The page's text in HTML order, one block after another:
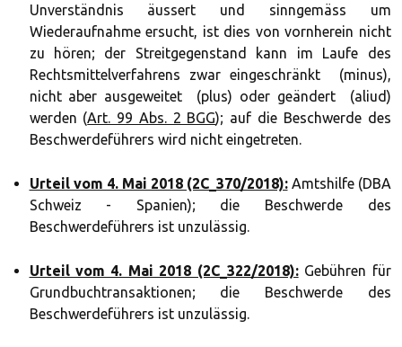
Unverständnis äussert und sinngemäss um
Wiederaufnahme ersucht, ist dies von vornherein nicht
zu hören; der Streitgegenstand kann im Laufe des
Rechtsmittelverfahrens zwar eingeschränkt (minus),
nicht aber ausgeweitet (plus) oder geändert (aliud)
werden (Art. 99 Abs. 2 BGG); auf die Beschwerde des
Beschwerdeführers wird nicht eingetreten.
Urteil vom 4. Mai 2018 (2C_370/2018):Amtshilfe (DBA
Schweiz - Spanien); die Beschwerde des
Beschwerdeführers ist unzulässig.
Urteil vom 4. Mai 2018 (2C_322/2018):Gebühren für
Grundbuchtransaktionen; die Beschwerde des
Beschwerdeführers ist unzulässig.